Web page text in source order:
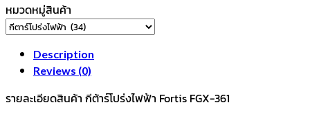
สี
เข้ม
quantity
หมวดหมู่สินค้า
Description
Reviews (0)
รายละเอียดสินค้า กีต้าร์โปร่งไฟฟ้า Fortis FGX-361